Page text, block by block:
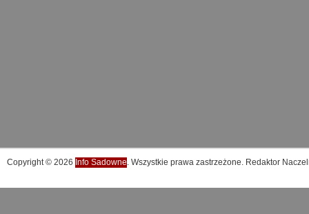
Copyright © 2026 Info Sadowne. Wszystkie prawa zastrzeżone. Redaktor